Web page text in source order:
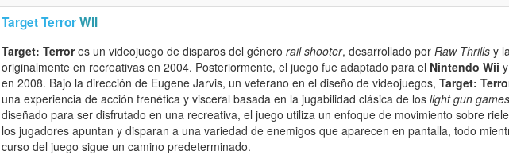
Target TerrorWII
Target: Terrores un videojuego de disparos del género rail shooter, desarrollado por Raw Thrills y
originalmente en recreativas en 2004. Posteriormente, el juego fue adaptado para el Nintendo Wii
en 2008. Bajo la dirección de Eugene Jarvis, un veterano en el diseño de videojuegos, Target:
una experiencia de acción frenética y visceral basada en la jugabilidad clásica de los light gun games
diseñado para ser disfrutado en una recreativa, el juego utiliza un enfoque de movimiento sobre
los jugadores apuntan y disparan a una variedad de enemigos que aparecen en pantalla, todo
curso del juego sigue un camino predeterminado.